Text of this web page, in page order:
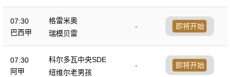
07:30
巴西甲
格雷米奥
-
瑞模贝雷
即将开始
07:30
阿甲
科尔多瓦中央SDE
-
纽维尔老男孩
即将开始